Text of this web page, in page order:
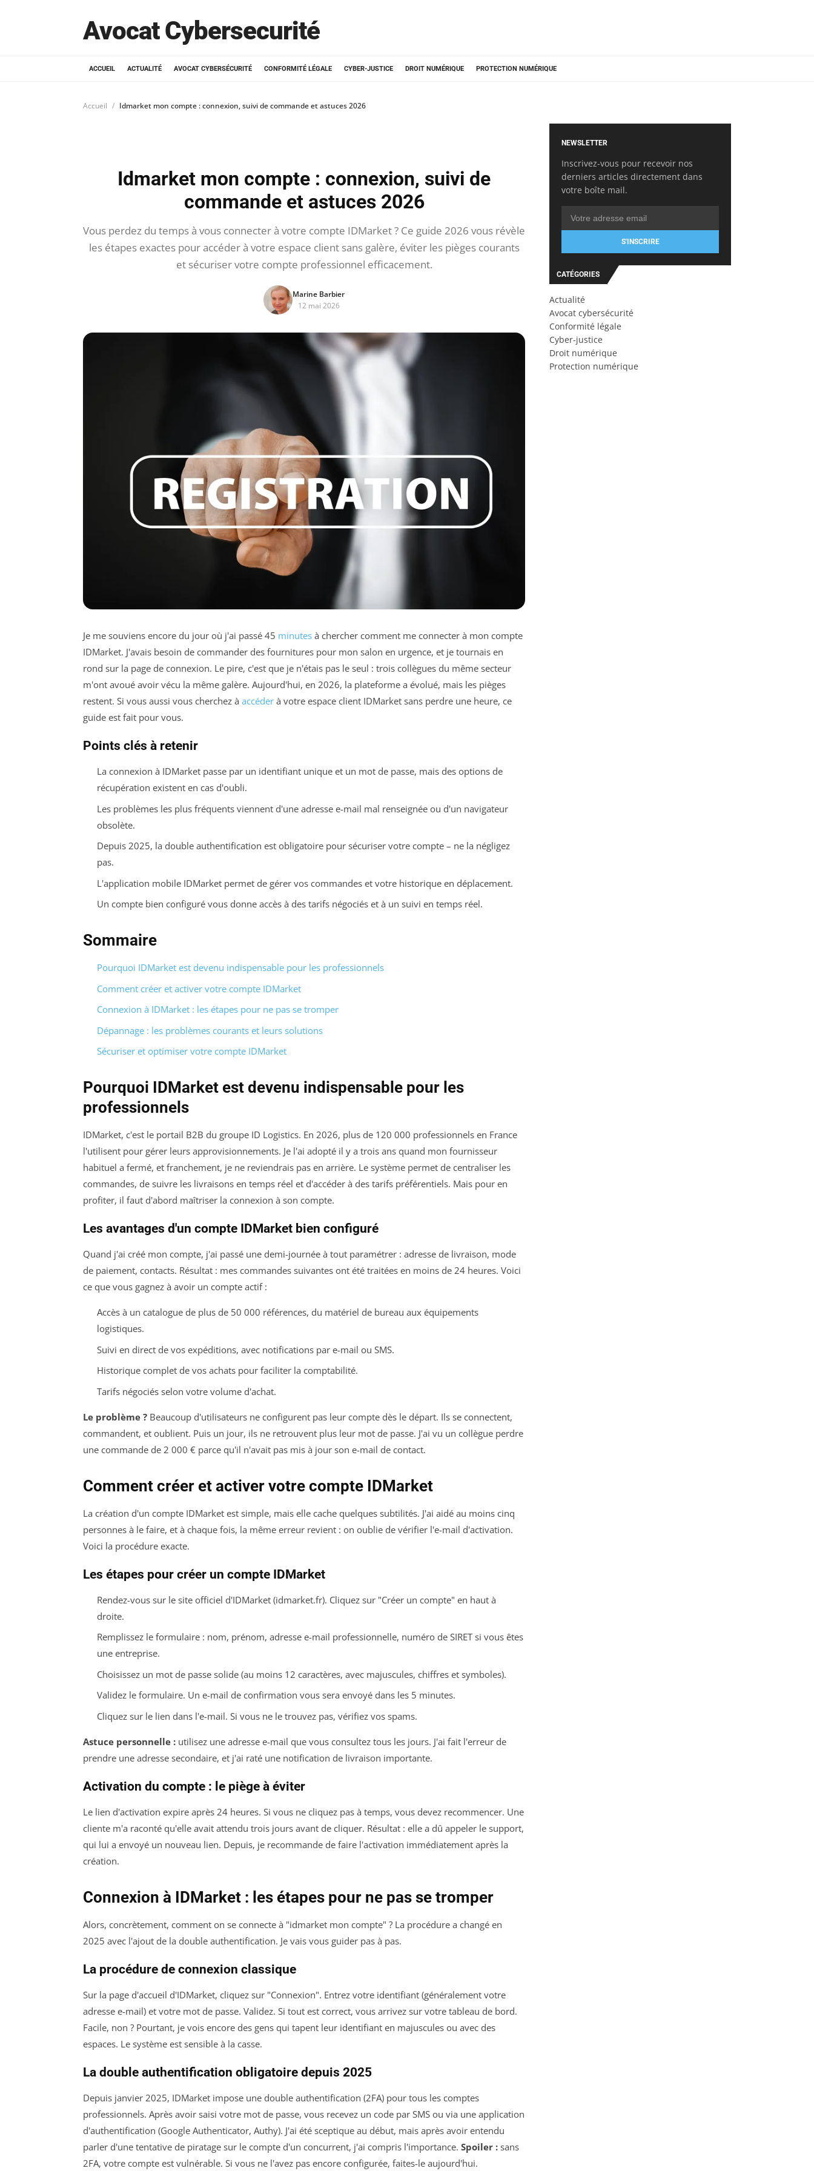
Avocat Cybersecurité
ACCUEIL ACTUALITÉ AVOCAT CYBERSÉCURITÉ CONFORMITÉ LÉGALE CYBER-JUSTICE DROIT NUMÉRIQUE PROTECTION NUMÉRIQUE
Accueil Idmarket mon compte : connexion, suivi de commande et astuces 2026
Idmarket mon compte : connexion, suivi de
commande et astuces 2026
Vous perdez du temps à vous connecter à votre compte IDMarket ? Ce guide 2026 vous révèle
les étapes exactes pour accéder à votre espace client sans galère, éviter les pièges courants
et sécuriser votre compte professionnel efficacement.
Marine Barbier
12 mai 2026
Je me souviens encore du jour où j'ai passé 45 minutes à chercher comment me connecter à mon compte
IDMarket. J'avais besoin de commander des fournitures pour mon salon en urgence, et je tournais en
rond sur la page de connexion. Le pire, c'est que je n'étais pas le seul : trois collègues du même secteur
m'ont avoué avoir vécu la même galère. Aujourd'hui, en 2026, la plateforme a évolué, mais les pièges
restent. Si vous aussi vous cherchez à accéder à votre espace client IDMarket sans perdre une heure, ce
guide est fait pour vous.
Points clés à retenir
La connexion à IDMarket passe par un identifiant unique et un mot de passe, mais des options de
récupération existent en cas d'oubli.
Les problèmes les plus fréquents viennent d'une adresse e-mail mal renseignée ou d'un navigateur
obsolète.
Depuis 2025, la double authentification est obligatoire pour sécuriser votre compte – ne la négligez
pas.
L'application mobile IDMarket permet de gérer vos commandes et votre historique en déplacement.
Un compte bien configuré vous donne accès à des tarifs négociés et à un suivi en temps réel.
Sommaire
Pourquoi IDMarket est devenu indispensable pour les professionnels
Comment créer et activer votre compte IDMarket
Connexion à IDMarket : les étapes pour ne pas se tromper
Dépannage : les problèmes courants et leurs solutions
Sécuriser et optimiser votre compte IDMarket
Pourquoi IDMarket est devenu indispensable pour les
professionnels
IDMarket, c'est le portail B2B du groupe ID Logistics. En 2026, plus de 120 000 professionnels en France
l'utilisent pour gérer leurs approvisionnements. Je l'ai adopté il y a trois ans quand mon fournisseur
habituel a fermé, et franchement, je ne reviendrais pas en arrière. Le système permet de centraliser les
commandes, de suivre les livraisons en temps réel et d'accéder à des tarifs préférentiels. Mais pour en
profiter, il faut d'abord maîtriser la connexion à son compte.
Les avantages d'un compte IDMarket bien configuré
Quand j'ai créé mon compte, j'ai passé une demi-journée à tout paramétrer : adresse de livraison, mode
de paiement, contacts. Résultat : mes commandes suivantes ont été traitées en moins de 24 heures. Voici
ce que vous gagnez à avoir un compte actif :
Accès à un catalogue de plus de 50 000 références, du matériel de bureau aux équipements
logistiques.
Suivi en direct de vos expéditions, avec notifications par e-mail ou SMS.
Historique complet de vos achats pour faciliter la comptabilité.
Tarifs négociés selon votre volume d'achat.
Le problème ? Beaucoup d'utilisateurs ne configurent pas leur compte dès le départ. Ils se connectent,
commandent, et oublient. Puis un jour, ils ne retrouvent plus leur mot de passe. J'ai vu un collègue perdre
une commande de 2 000 € parce qu'il n'avait pas mis à jour son e-mail de contact.
Comment créer et activer votre compte IDMarket
La création d'un compte IDMarket est simple, mais elle cache quelques subtilités. J'ai aidé au moins cinq
personnes à le faire, et à chaque fois, la même erreur revient : on oublie de vérifier l'e-mail d'activation.
Voici la procédure exacte.
Les étapes pour créer un compte IDMarket
Rendez-vous sur le site officiel d'IDMarket (idmarket.fr). Cliquez sur "Créer un compte" en haut à
droite.
Remplissez le formulaire : nom, prénom, adresse e-mail professionnelle, numéro de SIRET si vous êtes
une entreprise.
Choisissez un mot de passe solide (au moins 12 caractères, avec majuscules, chiffres et symboles).
Validez le formulaire. Un e-mail de confirmation vous sera envoyé dans les 5 minutes.
Cliquez sur le lien dans l'e-mail. Si vous ne le trouvez pas, vérifiez vos spams.
Astuce personnelle : utilisez une adresse e-mail que vous consultez tous les jours. J'ai fait l'erreur de
prendre une adresse secondaire, et j'ai raté une notification de livraison importante.
Activation du compte : le piège à éviter
Le lien d'activation expire après 24 heures. Si vous ne cliquez pas à temps, vous devez recommencer. Une
cliente m'a raconté qu'elle avait attendu trois jours avant de cliquer. Résultat : elle a dû appeler le support,
qui lui a envoyé un nouveau lien. Depuis, je recommande de faire l'activation immédiatement après la
création.
Connexion à IDMarket : les étapes pour ne pas se tromper
Alors, concrètement, comment on se connecte à "idmarket mon compte" ? La procédure a changé en
2025 avec l'ajout de la double authentification. Je vais vous guider pas à pas.
La procédure de connexion classique
Sur la page d'accueil d'IDMarket, cliquez sur "Connexion". Entrez votre identifiant (généralement votre
adresse e-mail) et votre mot de passe. Validez. Si tout est correct, vous arrivez sur votre tableau de bord.
Facile, non ? Pourtant, je vois encore des gens qui tapent leur identifiant en majuscules ou avec des
espaces. Le système est sensible à la casse.
La double authentification obligatoire depuis 2025
Depuis janvier 2025, IDMarket impose une double authentification (2FA) pour tous les comptes
professionnels. Après avoir saisi votre mot de passe, vous recevez un code par SMS ou via une application
d'authentification (Google Authenticator, Authy). J'ai été sceptique au début, mais après avoir entendu
parler d'une tentative de piratage sur le compte d'un concurrent, j'ai compris l'importance. Spoiler : sans
2FA, votre compte est vulnérable. Si vous ne l'avez pas encore configurée, faites-le aujourd'hui.
NEWSLETTER
Inscrivez-vous pour recevoir nos
derniers articles directement dans
votre boîte mail.
S'INSCRIRE
CATÉGORIES
Actualité
Avocat cybersécurité
Conformité légale
Cyber-justice
Droit numérique
Protection numérique